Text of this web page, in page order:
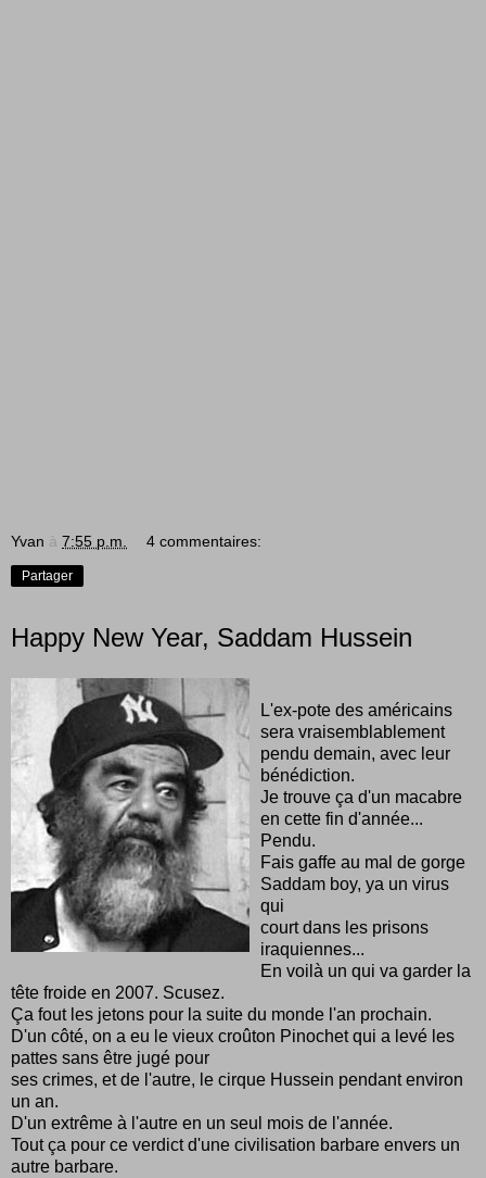
Yvan à 7:55 p.m. 4 commentaires:
Partager
Happy New Year, Saddam Hussein
L'ex-pote des américains
sera vraisemblablement
pendu demain, avec leur
bénédiction.
Je trouve ça d'un macabre
en cette fin d'année...
Pendu.
Fais gaffe au mal de gorge
Saddam boy, ya un virus
qui
court dans les prisons
iraquiennes...
En voilà un qui va garder la
tête froide en 2007. Scusez.
Ça fout les jetons pour la suite du monde l'an prochain.
D'un côté, on a eu le vieux croûton Pinochet qui a levé les
pattes sans être jugé pour
ses crimes, et de l'autre, le cirque Hussein pendant environ
un an.
D'un extrême à l'autre en un seul mois de l'année.
Tout ça pour ce verdict d'une civilisation barbare envers un
autre barbare.